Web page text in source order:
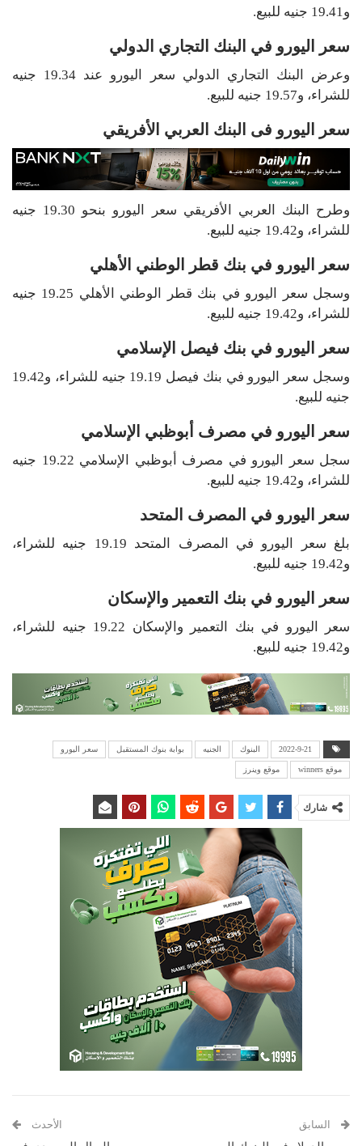
و19.41 جنيه للبيع.
سعر اليورو في البنك التجاري الدولي
وعرض البنك التجاري الدولي سعر اليورو عند 19.34 جنيه
للشراء، و19.57 جنيه للبيع.
سعر اليورو فى البنك العربي الأفريقي
وطرح البنك العربي الأفريقي سعر اليورو بنحو 19.30 جنيه
للشراء، و19.42 جنيه للبيع.
سعر اليورو في بنك قطر الوطني الأهلي
وسجل سعر اليورو في بنك قطر الوطني الأهلي 19.25 جنيه
للشراء، و19.42 جنيه للبيع.
سعر اليورو في بنك فيصل الإسلامي
وسجل سعر اليورو في بنك فيصل 19.19 جنيه للشراء، و19.42
جنيه للبيع.
سعر اليورو في مصرف أبوظبي الإسلامي
سجل سعر اليورو في مصرف أبوظبي الإسلامي 19.22 جنيه
للشراء، و19.42 جنيه للبيع.
سعر اليورو في المصرف المتحد
بلغ سعر اليورو في المصرف المتحد 19.19 جنيه للشراء،
و19.42 جنيه للبيع.
سعر اليورو في بنك التعمير والإسكان
سعر اليورو في بنك التعمير والإسكان 19.22 جنيه للشراء،
و19.42 جنيه للبيع.
2022-9-21 البنوك الجنيه بوابة بنوك المستقبل سعر اليورو
موقع winners موقع وينرز
شارك
السابق الأحدث